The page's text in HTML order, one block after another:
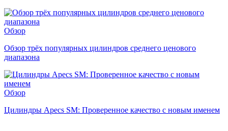
Обзор
Обзор трёх популярных цилиндров среднего ценового
диапазона
Обзор
Цилиндры Apecs SM: Проверенное качество с новым именем